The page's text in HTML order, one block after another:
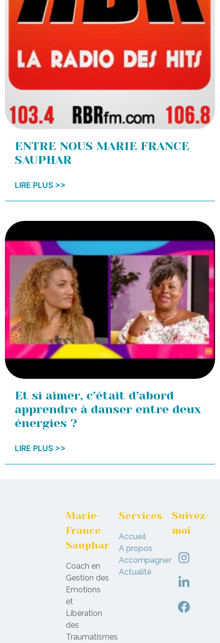
ENTRE NOUS MARIE FRANCE
SAUPHAR
LIRE PLUS >>
Et si aimer, c’était d’abord
apprendre à danser entre deux
énergies ?
LIRE PLUS >>
Marie-
France
Sauphar
Coach en
Gestion des
Emotions
et
Libération
des
Traumatismes
Services
Accueil
A propos
Accompagnement
Actualité
Suivez-
moi